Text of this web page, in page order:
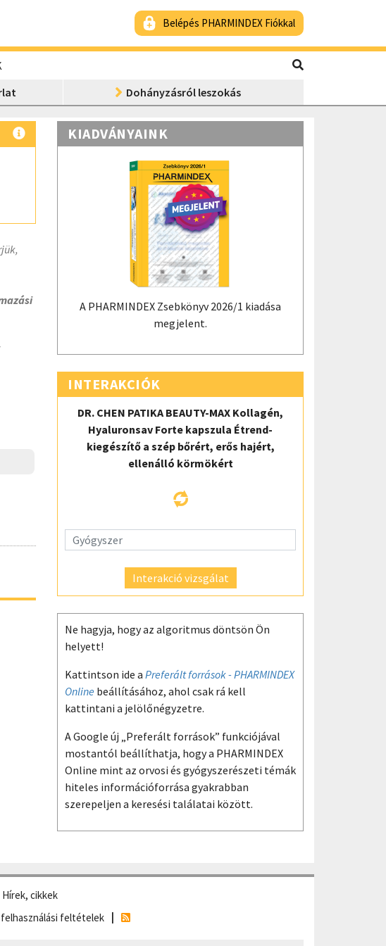
Belépés PHARMINDEX Fiókkal
Dohányzásról leszokás
KIADVÁNYAINK
A PHARMINDEX Zsebkönyv 2026/1 kiadása
megjelent.
INTERAKCIÓK
DR. CHEN PATIKA BEAUTY-MAX Kollagén,
Hyaluronsav Forte kapszula Étrend-
kiegészítő a szép bőrért, erős hajért,
ellenálló körmökért
Interakció vizsgálat
Ne hagyja, hogy az algoritmus döntsön Ön
helyett!
Kattintson ide a Preferált források - PHARMINDEX
Online beállításához, ahol csak rá kell
kattintani a jelölőnégyzetre.
A Google új „Preferált források” funkciójával
mostantól beállíthatja, hogy a PHARMINDEX
Online mint az orvosi és gyógyszerészeti témák
hiteles információforrása gyakrabban
szerepeljen a keresési találatai között.
Hírek, cikkek
feltételek